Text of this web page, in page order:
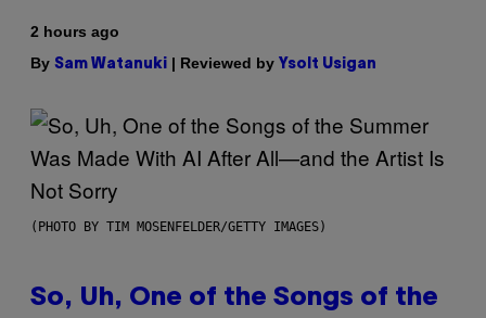
2 hours ago
By Sam Watanuki | Reviewed by Ysolt Usigan
(PHOTO BY TIM MOSENFELDER/GETTY IMAGES)
So, Uh, One of the Songs of the